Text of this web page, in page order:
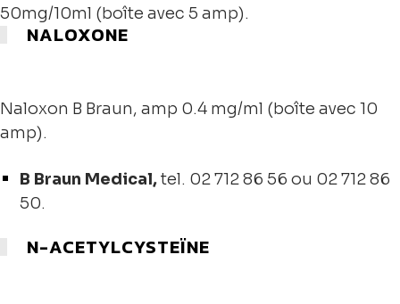
50mg/10ml (boîte avec 5 amp).
NALOXONE
Naloxon B Braun, amp 0.4 mg/ml (boîte avec 10
amp).
B Braun Medical,tel. 02 712 86 56 ou 02 712 86
50.
N-ACETYLCYSTEÏNE